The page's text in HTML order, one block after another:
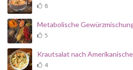
8
Metabolische
5
Krautsalat nach
4